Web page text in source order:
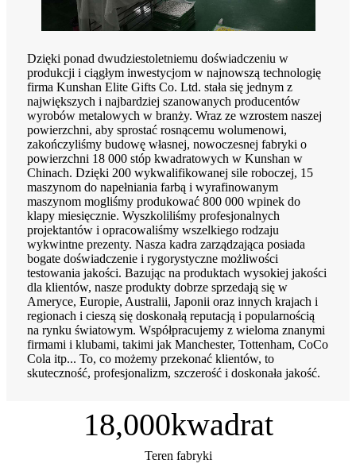
Dzięki ponad dwudziestoletniemu doświadczeniu w
produkcji i ciągłym inwestycjom w najnowszą technologię
firma Kunshan Elite Gifts Co. Ltd. stała się jednym z
największych i najbardziej szanowanych producentów
wyrobów metalowych w branży. Wraz ze wzrostem naszej
powierzchni, aby sprostać rosnącemu wolumenowi,
zakończyliśmy budowę własnej, nowoczesnej fabryki o
powierzchni 18 000 stóp kwadratowych w Kunshan w
Chinach. Dzięki 200 wykwalifikowanej sile roboczej, 15
maszynom do napełniania farbą i wyrafinowanym
maszynom mogliśmy produkować 800 000 wpinek do
klapy miesięcznie. Wyszkoliliśmy profesjonalnych
projektantów i opracowaliśmy wszelkiego rodzaju
wykwintne prezenty. Nasza kadra zarządzająca posiada
bogate doświadczenie i rygorystyczne możliwości
testowania jakości. Bazując na produktach wysokiej jakości
dla klientów, nasze produkty dobrze sprzedają się w
Ameryce, Europie, Australii, Japonii oraz innych krajach i
regionach i cieszą się doskonałą reputacją i popularnością
na rynku światowym. Współpracujemy z wieloma znanymi
firmami i klubami, takimi jak Manchester, Tottenham, CoCo
Cola itp... To, co możemy przekonać klientów, to
skuteczność, profesjonalizm, szczerość i doskonała jakość.
18,000kwadrat
Teren fabryki